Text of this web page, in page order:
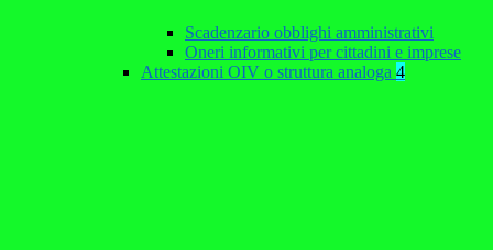
Scadenzario obblighi amministrativi
Oneri informativi per cittadini e imprese
Attestazioni OIV o struttura analoga 4